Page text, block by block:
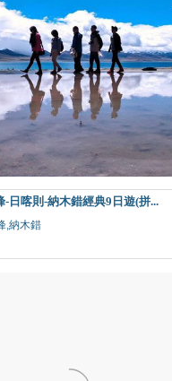
-日喀則-納木錯經典9日遊(拼...
,納木錯